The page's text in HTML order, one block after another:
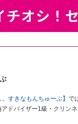
すきなもんちゅーぶ】 で
ドバイザー1級・クリンネ